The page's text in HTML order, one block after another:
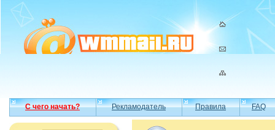
С чего начать? Рекламодатель Правила FAQ